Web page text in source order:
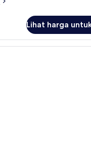
Lihat harga